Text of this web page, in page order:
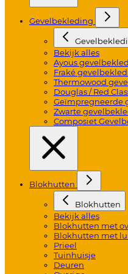
Gevelbekleding
Bekijk alles
Ayous
Fraké
Thermowood
Douglas / Red
Geïmpregneerde
Zwarte
Composiet
Blokhutten
Blokhutten
Bekijk alles
Blokhutten met
Blokhutten met
Prieel
Tuinhuisje
Deuren